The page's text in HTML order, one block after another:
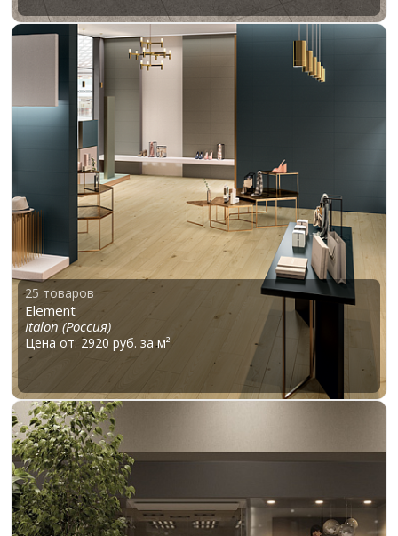
25 товаров
Element
Italon (Россия)
Цена от: 2920 руб. за м²